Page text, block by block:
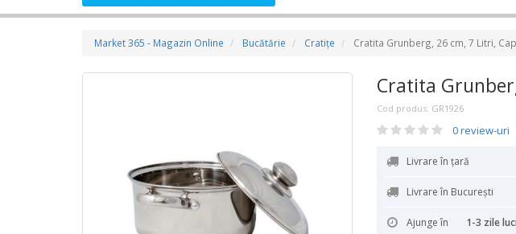
Market 365 - Magazin Online Bucătărie Cratiţe Cratita Grunberg, 26 cm, 7 Litri,
Cratita
Cod produs: GR1926
0 review-uri
Livrare în țară
Livrare în București
Ajunge în 1-3 zile